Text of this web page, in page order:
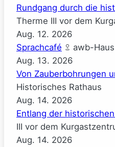
Rundgang durch die
Therme III vor dem
Aug. 12. 2026
Sprachcafé
awb-Haus
Aug. 13. 2026
Von Zauberbohrungen
Historisches Rathaus
Aug. 14. 2026
Entlang der
III vor dem
Aug. 14. 2026